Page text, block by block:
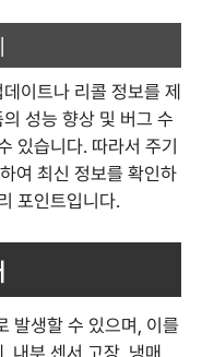
이트나 리콜 정보를 제
성능 향상 및 버그 수
있습니다. 따라서 주기
여 최신 정보를 확인하
포인트입니다.
발생할 수 있으며, 이를
내부 센서 고장, 냉매